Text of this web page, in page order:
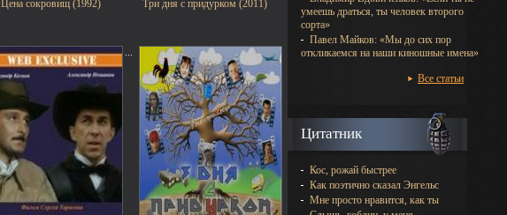
Цена сокровищ (1992)
...
Три дня с придурком (2011)
умеешь драться, ты человек второго
сорта»
Павел Майков: «Мы до сих пор
откликаемся на наши киношные имена»
Все статьи
Цитатник
Кос, рожай быстрее
Как поэтично сказал Энгельс
Мне просто нравится, как ты